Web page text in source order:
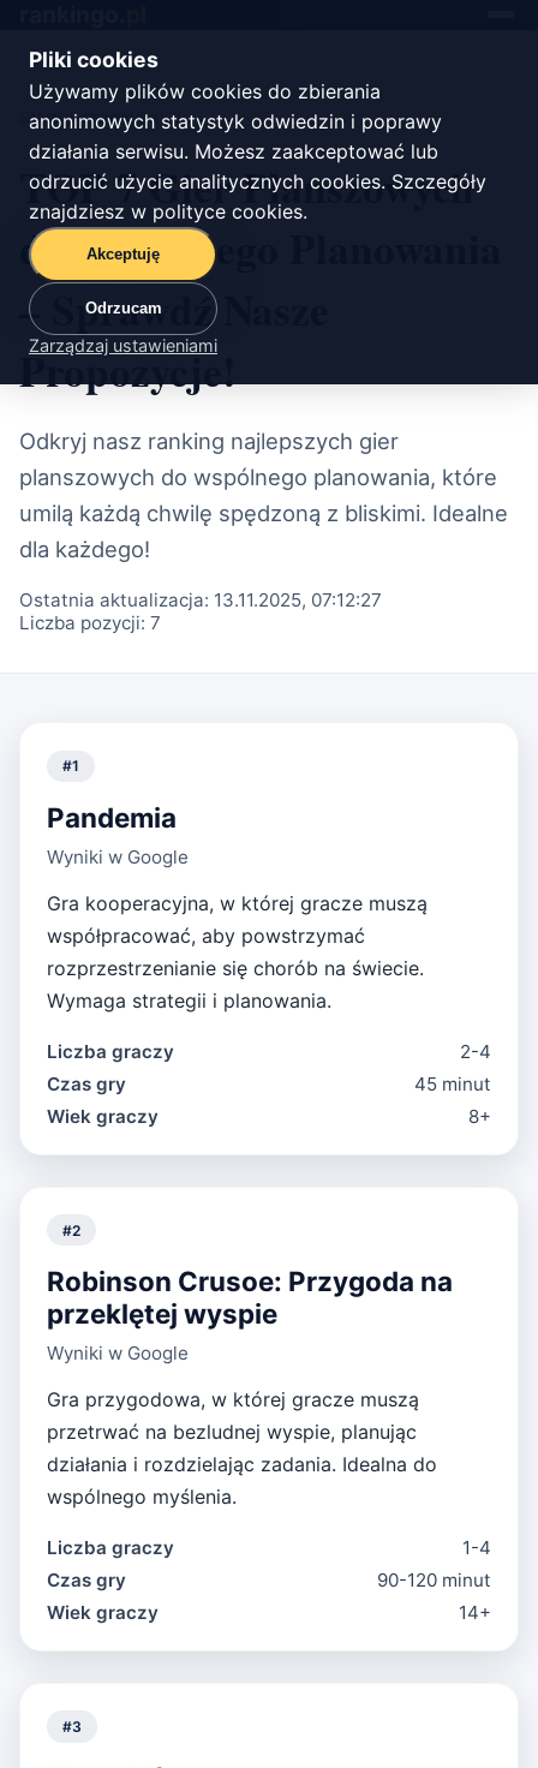
Pliki cookies
Używamy plików cookies do zbierania
anonimowych statystyk odwiedzin i poprawy
działania serwisu. Możesz zaakceptować lub
odrzucić użycie analitycznych cookies. Szczegóły
znajdziesz w polityce cookies.
Akceptuję
Odrzucam
Zarządzaj ustawieniami
Start/rozrywka
TOP 7 Gier Planszowych
do Wspólnego Planowania
– Sprawdź Nasze
Propozycje!
Odkryj nasz ranking najlepszych gier
planszowych do wspólnego planowania, które
umilą każdą chwilę spędzoną z bliskimi. Idealne
dla każdego!
Ostatnia aktualizacja: 13.11.2025, 07:12:27
Liczba pozycji: 7
#1
Pandemia
Wyniki w Google
Gra kooperacyjna, w której gracze muszą
współpracować, aby powstrzymać
rozprzestrzenianie się chorób na świecie.
Wymaga strategii i planowania.
Liczba graczy
2-4
Czas gry
45 minut
Wiek graczy
8+
#2
Robinson Crusoe: Przygoda na
przeklętej wyspie
Wyniki w Google
Gra przygodowa, w której gracze muszą
przetrwać na bezludnej wyspie, planując
działania i rozdzielając zadania. Idealna do
wspólnego myślenia.
Liczba graczy
1-4
Czas gry
90-120 minut
Wiek graczy
14+
#3